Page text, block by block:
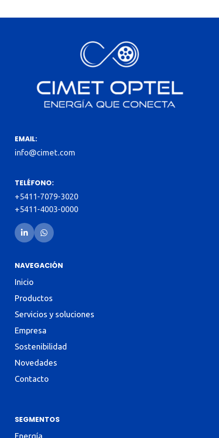
EMAIL:
info@cimet.com
TELÉFONO:
+5411-7079-3020
+5411-4003-0000
NAVEGACIÓN
Inicio
Productos
Servicios y soluciones
Empresa
Sostenibilidad
Novedades
Contacto
SEGMENTOS
Energía